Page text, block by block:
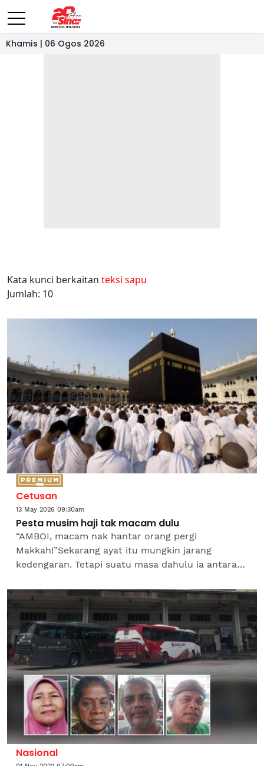
Khamis | 06 Ogos 2026
Kata kunci berkaitan teksi sapu
Jumlah: 10
Cetusan
13 May 2026 09:30am
Pesta musim haji tak macam dulu
“AMBOI, macam nak hantar orang pergi
Makkah!”Sekarang ayat itu mungkin jarang
kedengaran. Tetapi suatu masa dahulu ia antara
kumpulan orang yang hendak...
Nasional